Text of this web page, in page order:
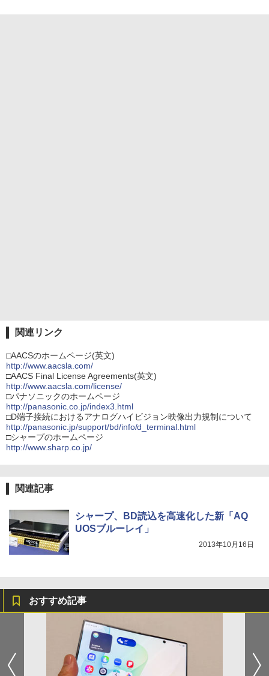
関連リンク
□AACSのホームページ(英文)
http://www.aacsla.com/
□AACS Final License Agreements(英文)
http://www.aacsla.com/license/
□パナソニックのホームページ
http://panasonic.co.jp/index3.html
□D端子接続におけるアナログハイビジョン映像出力規制について
http://panasonic.jp/support/bd/info/d_terminal.html
□シャープのホームページ
http://www.sharp.co.jp/
関連記事
シャープ、BD読込を高速化した新「AQ
UOSブルーレイ」
2013年10月16日
おすすめ記事